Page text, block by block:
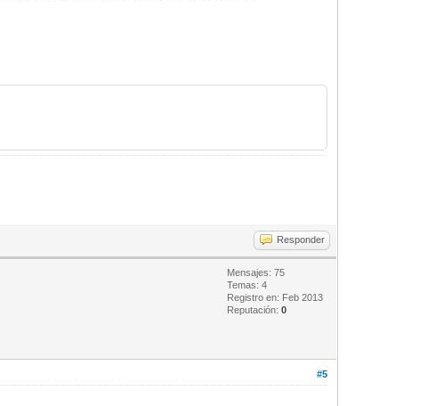
Responder
Mensajes: 75
Temas: 4
Registro en: Feb 2013
Reputación:0
#5